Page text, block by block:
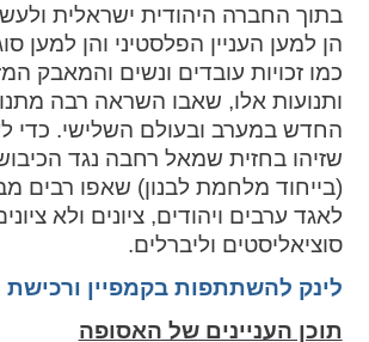
קישורים
format_underlined
קו תחתי לקישורים
cached
איפוס
כל
flag
השארת
בתוך החברה היהודית ישראלית
הן למען העניין הפלסטיני והן למען
כמו זכויות עובדים ונשים והמאבק
ותנועות אלו, שאבו השראה רבה
החדש במערב ובעולם השלישי. כדי
שזיהו בחזית שמאל רחבה נגד
(בייחוד מלחמת לבנון) שאפו רבים
לאגד ערבים ויהודים, ציונים ולא
סוציאליסטים וליברלים.
לינק להשתתפות בקמפיין
תוכן העניינים של האסופה